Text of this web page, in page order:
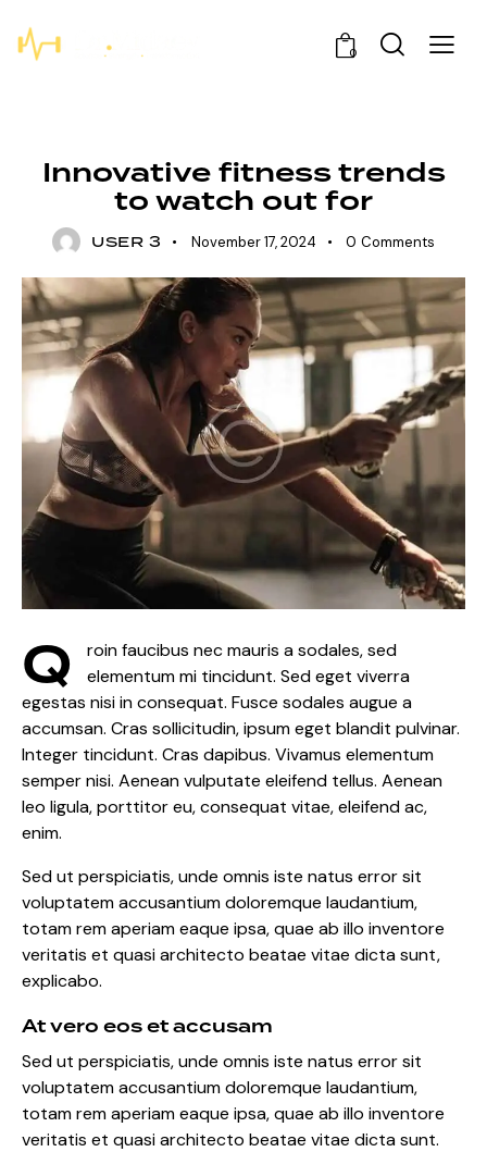
0
Innovative fitness trends
to watch out for
USER 3 November 17, 2024 0 Comments
Q
roin faucibus nec mauris a sodales, sed
elementum mi tincidunt. Sed eget viverra
egestas nisi in consequat. Fusce sodales augue a
accumsan. Cras sollicitudin, ipsum eget blandit pulvinar.
Integer tincidunt. Cras dapibus. Vivamus elementum
semper nisi. Aenean vulputate eleifend tellus. Aenean
leo ligula, porttitor eu, consequat vitae, eleifend ac,
enim.
Sed ut perspiciatis, unde omnis iste natus error sit
voluptatem accusantium doloremque laudantium,
totam rem aperiam eaque ipsa, quae ab illo inventore
veritatis et quasi architecto beatae vitae dicta sunt,
explicabo.
At vero eos et accusam
Sed ut perspiciatis, unde omnis iste natus error sit
voluptatem accusantium doloremque laudantium,
totam rem aperiam eaque ipsa, quae ab illo inventore
veritatis et quasi architecto beatae vitae dicta sunt.